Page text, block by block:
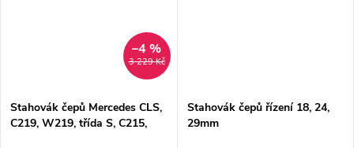
3 229 Kč
–4 %
Stahovák čepů Mercedes CLS,
C219, W219, třída S, C215,
Stahovák čepů řízení 18, 24,
29mm